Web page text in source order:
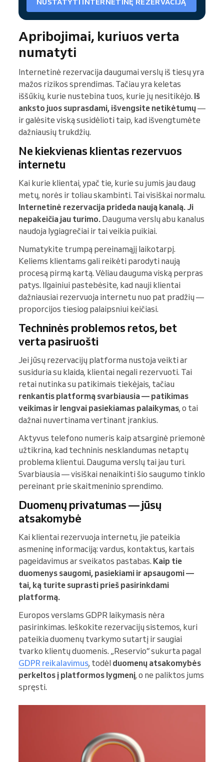
NUSTATYTI INTERNETINĘ REZERVACIJĄ
Apribojimai, kuriuos verta
numatyti
Internetinė rezervacija daugumai verslų iš tiesų yra
mažos rizikos sprendimas. Tačiau yra keletas
iššūkių, kurie nustebina tuos, kurie jų nesitikėjo. Iš
anksto juos suprasdami, išvengsite netikėtumų—
ir galėsite viską susidėlioti taip, kad išvengtumėte
dažniausių trukdžių.
Ne kiekvienas klientas rezervuos
internetu
Kai kurie klientai, ypač tie, kurie su jumis jau daug
metų, norės ir toliau skambinti. Tai visiškai normalu.
Internetinė rezervacija prideda naują kanalą. Ji
nepakeičia jau turimo. Dauguma verslų abu kanalus
naudoja lygiagrečiai ir tai veikia puikiai.
Numatykite trumpą pereinamąjį laikotarpį.
Keliems klientams gali reikėti parodyti naują
procesą pirmą kartą. Vėliau dauguma viską perpras
patys. Ilgainiui pastebėsite, kad nauji klientai
dažniausiai rezervuoja internetu nuo pat pradžių —
proporcijos tiesiog palaipsniui keičiasi.
Techninės problemos retos, bet
verta pasiruošti
Jei jūsų rezervacijų platforma nustoja veikti ar
susiduria su klaida, klientai negali rezervuoti. Tai
retai nutinka su patikimais tiekėjais, tačiau
renkantis platformą svarbiausia — patikimas
veikimas ir lengvai pasiekiamas palaikymas, o tai
dažnai nuvertinama vertinant įrankius.
Aktyvus telefono numeris kaip atsarginė priemonė
užtikrina, kad techninis nesklandumas netaptų
problema klientui. Dauguma verslų tai jau turi.
Svarbiausia — visiškai nenaikinti šio saugumo tinklo
pereinant prie skaitmeninio sprendimo.
Duomenų privatumas — jūsų
atsakomybė
Kai klientai rezervuoja internetu, jie pateikia
asmeninę informaciją: vardus, kontaktus, kartais
pageidavimus ar sveikatos pastabas. Kaip tie
duomenys saugomi, pasiekiami ir apsaugomi —
tai, ką turite suprasti prieš pasirinkdami
platformą.
Europos verslams GDPR laikymasis nėra
pasirinkimas. Ieškokite rezervacijų sistemos, kuri
pateikia duomenų tvarkymo sutartį ir saugiai
tvarko klientų duomenis. „Reservio“ sukurta pagal
GDPR reikalavimus, todėl duomenų atsakomybės
perkeltos į platformos lygmenį, o ne paliktos jums
spręsti.